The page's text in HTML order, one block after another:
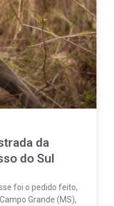
da
do Sul
foi o pedido feito,
Grande (MS),